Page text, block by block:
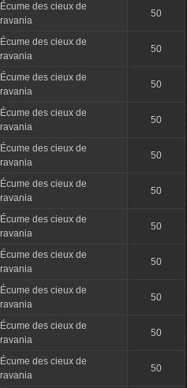
des cieux de
50
des cieux de
50
des cieux de
50
des cieux de
50
des cieux de
50
des cieux de
50
des cieux de
50
des cieux de
50
des cieux de
50
des cieux de
50
des cieux de
50